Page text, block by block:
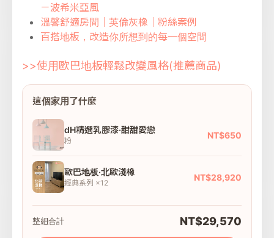
－波希米亞風
溫馨舒適房間｜英倫灰橡｜粉絲案例
百搭地板，改造你所想到的每一個空間
>>使用歐巴地板輕鬆改變風格(推薦商品)
這個家用了什麼
dH精選乳膠漆·甜甜愛戀
粉
NT$650
歐巴地板·北歐淺橡
經典系列 ×12
NT$28,920
整組合計 NT$29,570